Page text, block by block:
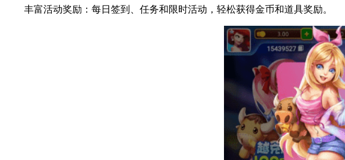
丰富活动奖励：每日签到、任务和限时活动，轻松获得金币和道具奖励。